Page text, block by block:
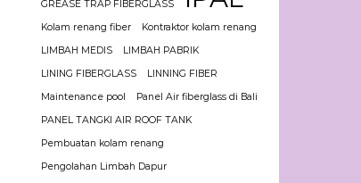
GREASE TRAP FIBERGLASS
Kolam renang fiber
Kontraktor kolam renang
LIMBAH MEDIS
LIMBAH PABRIK
LINING FIBERGLASS
LINNING FIBER
Maintenance pool
Panel Air fiberglass di Bali
PANEL TANGKI AIR ROOF TANK
Pembuatan kolam renang
Pengolahan Limbah Dapur